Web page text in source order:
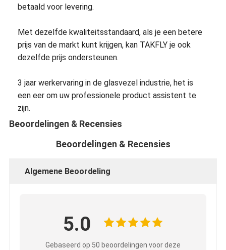
betaald voor levering.
Met dezelfde kwaliteitsstandaard, als je een betere
prijs van de markt kunt krijgen, kan TAKFLY je ook
dezelfde prijs ondersteunen.
3 jaar werkervaring in de glasvezel industrie, het is
een eer om uw professionele product assistent te
zijn.
Beoordelingen & Recensies
Beoordelingen & Recensies
Algemene Beoordeling
5.0
Gebaseerd op 50 beoordelingen voor deze